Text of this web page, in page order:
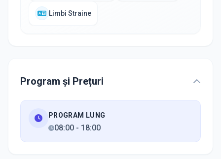
Limbi Straine
Program și Prețuri
PROGRAM LUNG
08:00 - 18:00